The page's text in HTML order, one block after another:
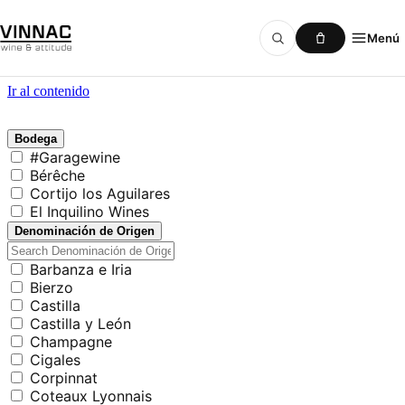
Menú
Ir al contenido
Bodega
#Garagewine
Bérêche
Cortijo los Aguilares
El Inquilino Wines
Denominación de Origen
Barbanza e Iria
Bierzo
Castilla
Castilla y León
Champagne
Cigales
Corpinnat
Coteaux Lyonnais